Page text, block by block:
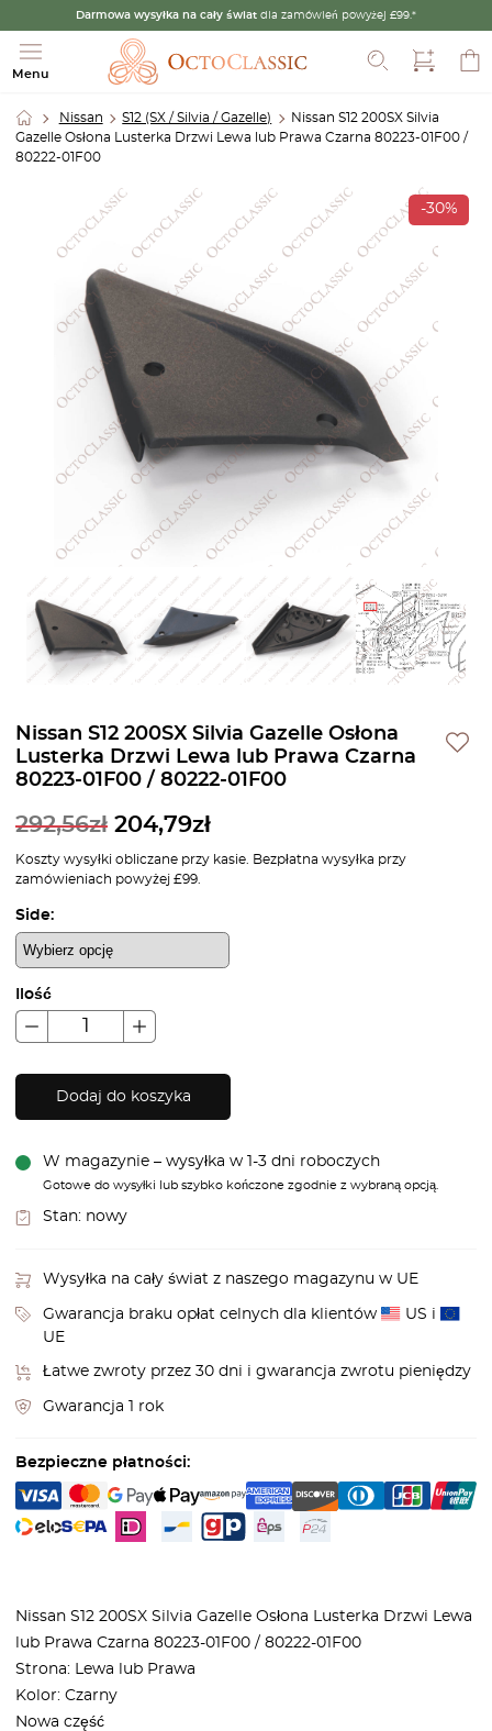
Darmowa wysyłka na cały świat dla zamówień powyżej £99.*
Menu
Szukaj
Nissan S12 (SX / Silvia / Gazelle)
Nissan S12 200SX Silvia
Gazelle Osłona Lusterka Drzwi Lewa lub Prawa Czarna 80223-01F00 /
80222-01F00
-30%
Nissan S12 200SX Silvia Gazelle Osłona
Lusterka Drzwi Lewa lub Prawa Czarna
80223-01F00 / 80222-01F00
292,56zł 204,79zł
Koszty wysyłki obliczane przy kasie. Bezpłatna wysyłka przy
zamówieniach powyżej £99.
Side:
Ilość
Dodaj do koszyka
W magazynie – wysyłka w 1-3 dni roboczych
Gotowe do wysyłki lub szybko kończone zgodnie z wybraną opcją.
Stan: nowy
Wysyłka na cały świat z naszego magazynu w UE
Gwarancja braku opłat celnych dla klientów
US i
UE
Łatwe zwroty przez 30 dni i gwarancja zwrotu pieniędzy
Gwarancja 1 rok
Bezpieczne płatności:
Nissan S12 200SX Silvia Gazelle Osłona Lusterka Drzwi Lewa
lub Prawa Czarna 80223-01F00 / 80222-01F00
Strona: Lewa lub Prawa
Kolor: Czarny
Nowa część